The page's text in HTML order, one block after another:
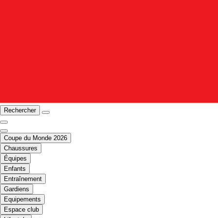
Rechercher
Coupe du Monde 2026
Chaussures
Équipes
Enfants
Entraînement
Gardiens
Equipements
Espace club